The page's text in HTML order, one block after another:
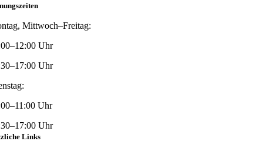
Mittwoch–Freitag:
Uhr
Uhr
Uhr
Uhr
Links